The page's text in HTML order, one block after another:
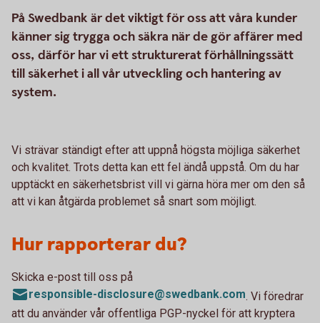
På Swedbank är det viktigt för oss att våra kunder
känner sig trygga och säkra när de gör affärer med
oss, därför har vi ett strukturerat förhållningssätt
till säkerhet i all vår utveckling och hantering av
system.
Vi strävar ständigt efter att uppnå högsta möjliga säkerhet
och kvalitet. Trots detta kan ett fel ändå uppstå. Om du har
upptäckt en säkerhetsbrist vill vi gärna höra mer om den så
att vi kan åtgärda problemet så snart som möjligt.
Hur rapporterar du?
Skicka e-post till oss på
responsible-disclosure@swedbank.com. Vi föredrar
att du använder vår offentliga PGP-nyckel för att kryptera